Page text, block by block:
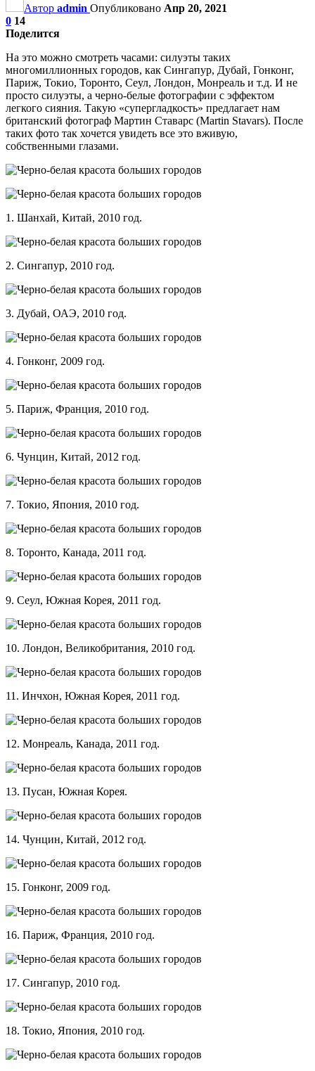
Автор admin Опубликовано Апр 20, 2021
0 14
Поделится
На это можно смотреть часами: силуэты таких
многомиллионных городов, как Сингапур, Дубай, Гонконг,
Париж, Токио, Торонто, Сеул, Лондон, Монреаль и т.д. И не
просто силуэты, а черно-белые фотографии с эффектом
легкого сияния. Такую «супергладкость» предлагает нам
британский фотограф Мартин Ставарс (Mar­tin Stavars). После
таких фото так хочется увидеть все это вживую,
собственными глазами.
1. Шанхай, Китай, 2010 год.
2. Сингапур, 2010 год.
3. Дубай, ОАЭ, 2010 год.
4. Гонконг, 2009 год.
5. Париж, Франция, 2010 год.
6. Чунцин, Китай, 2012 год.
7. Токио, Япония, 2010 год.
8. Торонто, Канада, 2011 год.
9. Сеул, Южная Корея, 2011 год.
10. Лондон, Великобритания, 2010 год.
11. Инчхон, Южная Корея, 2011 год.
12. Монреаль, Канада, 2011 год.
13. Пусан, Южная Корея.
14. Чунцин, Китай, 2012 год.
15. Гонконг, 2009 год.
16. Париж, Франция, 2010 год.
17. Сингапур, 2010 год.
18. Токио, Япония, 2010 год.